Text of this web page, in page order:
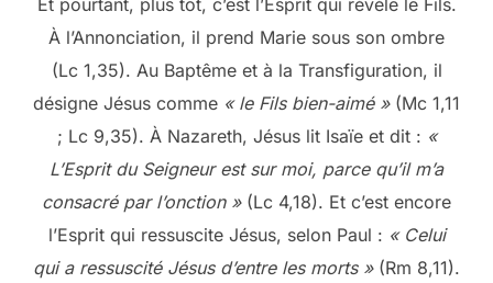
À l’Annonciation, il prend Marie sous son ombre
(Lc 1,35). Au Baptême et à la Transfiguration, il
désigne Jésus comme « le Fils bien-aimé »(Mc 1,11
; Lc 9,35). À Nazareth, Jésus lit Isaïe et dit : «
L’Esprit du Seigneur est sur moi, parce qu’il m’a
consacré par l’onction »(Lc 4,18). Et c’est encore
l’Esprit qui ressuscite Jésus, selon Paul : « Celui
qui a ressuscité Jésus d’entre les morts »(Rm 8,11).